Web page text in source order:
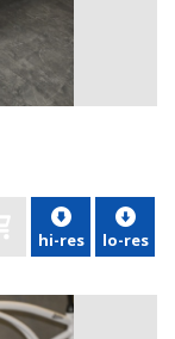
hi-res lo-res